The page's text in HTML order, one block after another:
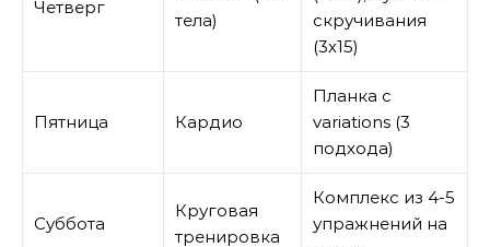
Четверг
тела)
скручивания
(3х15)
Пятница Кардио
Планка с
variations (3
подхода)
Суббота
Круговая
тренировка
Комплекс из 4-5
упражнений на